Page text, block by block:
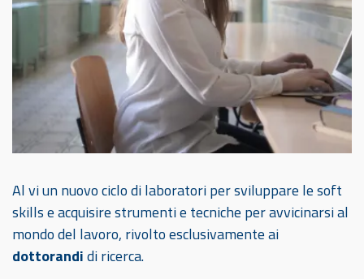
Al vi un nuovo ciclo di laboratori persviluppare le soft
skills e acquisire strumenti e tecniche per avvicinarsi al
mondo del lavoro, rivolto esclusivamente ai
dottorandidi ricerca.